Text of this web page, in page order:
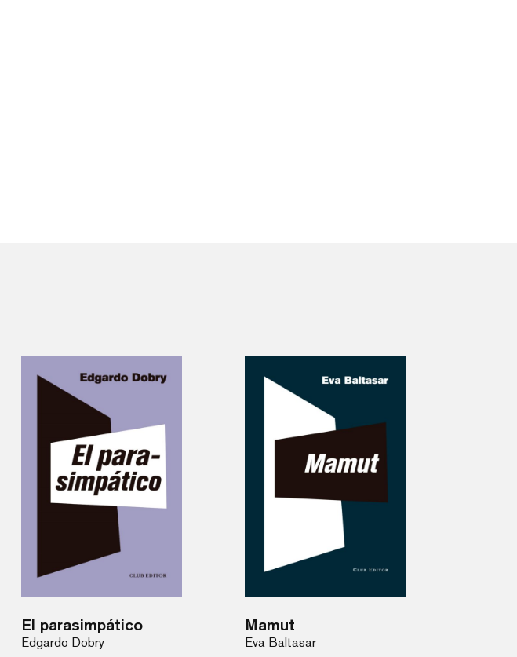
El parasimpático
Edgardo Dobry
Mamut
Eva Baltasar